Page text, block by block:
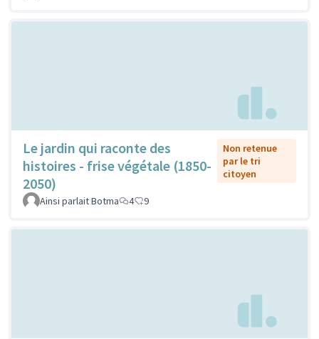
Le jardin qui raconte des
histoires - frise végétale (1850-
2050)
Non retenue
par le tri
citoyen
Ainsi parlait Botma 4 9